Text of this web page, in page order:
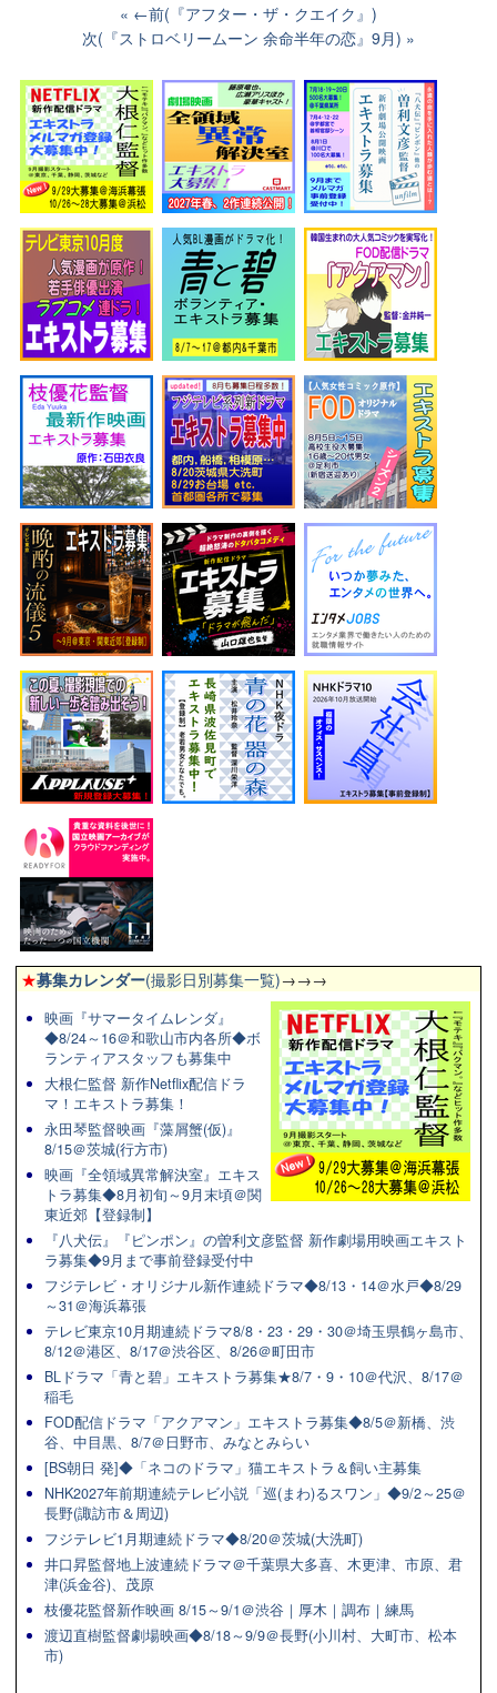
←前(『アフター・ザ・クエイク』)
次(『ストロベリームーン 余命半年の恋』9月)
★募集カレンダー(撮影日別募集一覧)→→→
映画『サマータイムレンダ』
◆8/24～16＠和歌山市内各所◆ボ
ランティアスタッフも募集中
大根仁監督 新作Netflix配信ドラ
マ！エキストラ募集！
永田琴監督映画『藻屑蟹(仮)』
8/15＠茨城(行方市)
映画『全領域異常解決室』エキス
トラ募集◆8月初旬～9月末頃＠関
東近郊【登録制】
『八犬伝』『ピンポン』の曽利文彦監督 新作劇場用映画エキスト
ラ募集◆9月まで事前登録受付中
フジテレビ・オリジナル新作連続ドラマ◆8/13・14＠水戸◆8/29
～31＠海浜幕張
テレビ東京10月期連続ドラマ8/8・23・29・30＠埼玉県鶴ヶ島市、
8/12＠港区、8/17＠渋谷区、8/26＠町田市
BLドラマ「青と碧」エキストラ募集★8/7・9・10＠代沢、8/17＠
稲毛
FOD配信ドラマ「アクアマン」エキストラ募集◆8/5＠新橋、渋
谷、中目黒、8/7＠日野市、みなとみらい
[BS朝日 発]◆「ネコのドラマ」猫エキストラ＆飼い主募集
NHK2027年前期連続テレビ小説「巡(まわ)るスワン」◆9/2～25＠
長野(諏訪市＆周辺)
フジテレビ1月期連続ドラマ◆8/20＠茨城(大洗町)
井口昇監督地上波連続ドラマ＠千葉県大多喜、木更津、市原、君
津(浜金谷)、茂原
枝優花監督新作映画 8/15～9/1＠渋谷｜厚木｜調布｜練馬
渡辺直樹監督劇場映画◆8/18～9/9＠長野(小川村、大町市、松本
市)